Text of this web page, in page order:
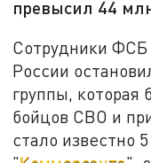
превысил 44
Сотрудники ФСБ
России
группы, которая
бойцов СВО и
стало известно